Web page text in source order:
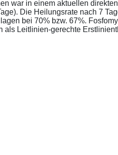
war in einem aktuellen
Die Heilungsrate nach 7
bei 70% bzw. 67%.
Leitlinien-gerechte